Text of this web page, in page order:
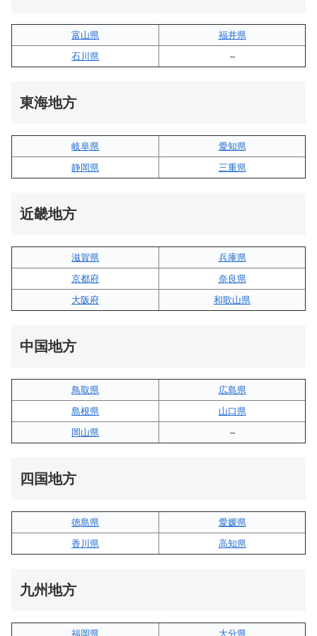
富山県
福井県
石川県
–
東海地方
岐阜県
愛知県
静岡県
三重県
近畿地方
滋賀県
兵庫県
京都府
奈良県
大阪府
和歌山県
中国地方
鳥取県
広島県
島根県
山口県
岡山県
–
四国地方
徳島県
愛媛県
香川県
高知県
九州地方
福岡県 大分県